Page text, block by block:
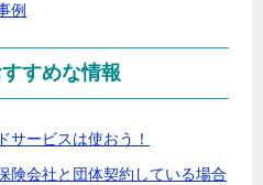
例
すめな情報
サービスは使おう！
険会社と団体契約している場合